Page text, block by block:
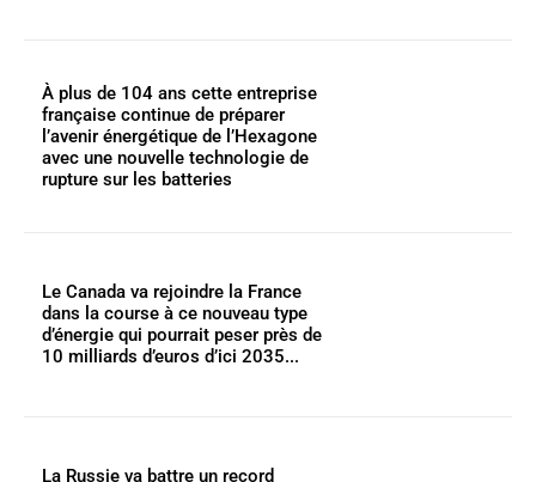
À plus de 104 ans cette entreprise
française continue de préparer
l’avenir énergétique de l’Hexagone
avec une nouvelle technologie de
rupture sur les batteries
Le Canada va rejoindre la France
dans la course à ce nouveau type
d’énergie qui pourrait peser près de
10 milliards d’euros d’ici 2035...
La Russie va battre un record